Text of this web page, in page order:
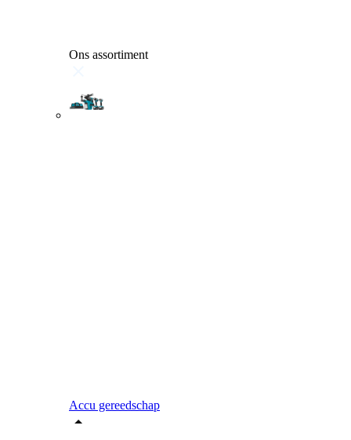
Ons assortiment
Accu gereedschap